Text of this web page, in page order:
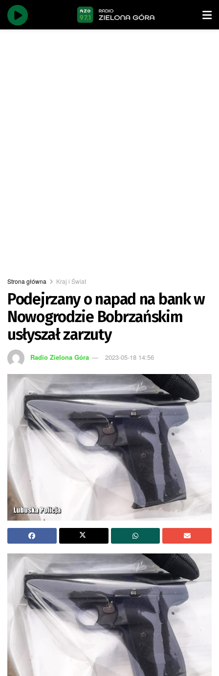
Strona główna Kraj i Świat
Podejrzany o napad na bank w
Nowogrodzie Bobrzańskim
usłyszał zarzuty
Radio Zielona Góra 2023-05-18 14:56